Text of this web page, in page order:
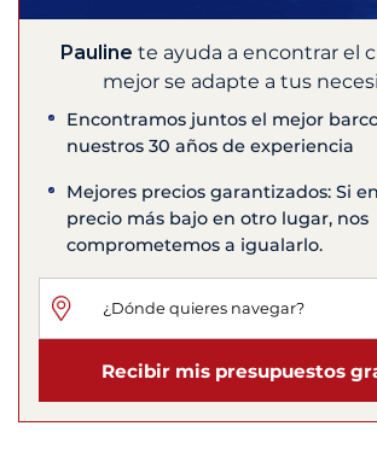
Pauline te ayuda a encontrar el
mejor se adapte a tus
Encontramos juntos el mejor
nuestros 30 años de experiencia
Mejores precios garantizados: Si
precio más bajo en otro lugar, nos
comprometemos a igualarlo.
Recibir mis presupuestos